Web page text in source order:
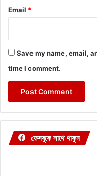
Email *
Save my name, email,
time I comment.
ফেসবুকে সাথে থাকুন